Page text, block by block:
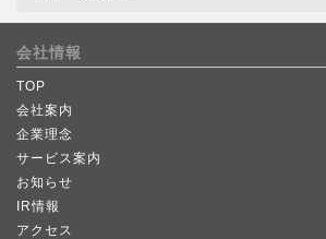
会社情報
TOP
会社案内
企業理念
サービス案内
お知らせ
IR情報
アクセス